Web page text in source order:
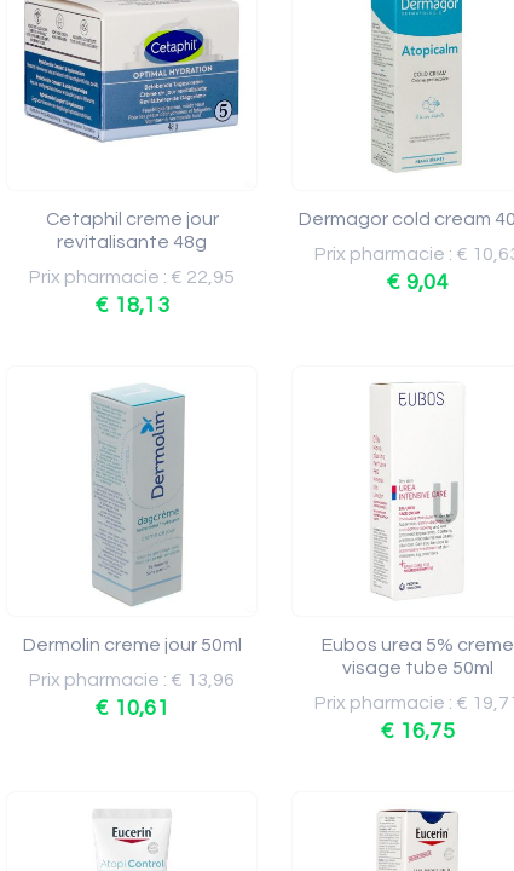
Cetaphil creme jour
revitalisante 48g
Prix pharmacie : € 22,95
€ 18,13
Dermagor cold cream
Prix pharmacie : €
€ 9,04
Dermolin creme jour 50ml
Prix pharmacie : € 13,96
€ 10,61
Eubos urea 5% creme
visage tube 50ml
Prix pharmacie : €
€ 16,75